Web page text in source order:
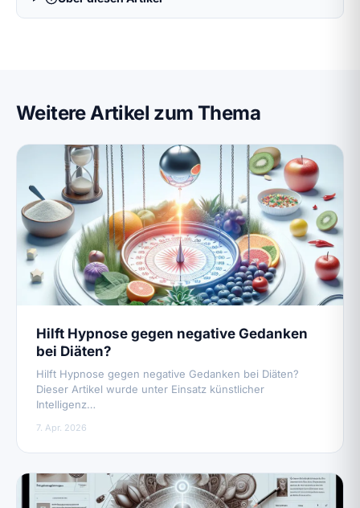
Weitere Artikel zum Thema
Hilft Hypnose gegen negative Gedanken
bei Diäten?
Hilft Hypnose gegen negative Gedanken bei Diäten?
Dieser Artikel wurde unter Einsatz künstlicher
Intelligenz…
7. Apr. 2026